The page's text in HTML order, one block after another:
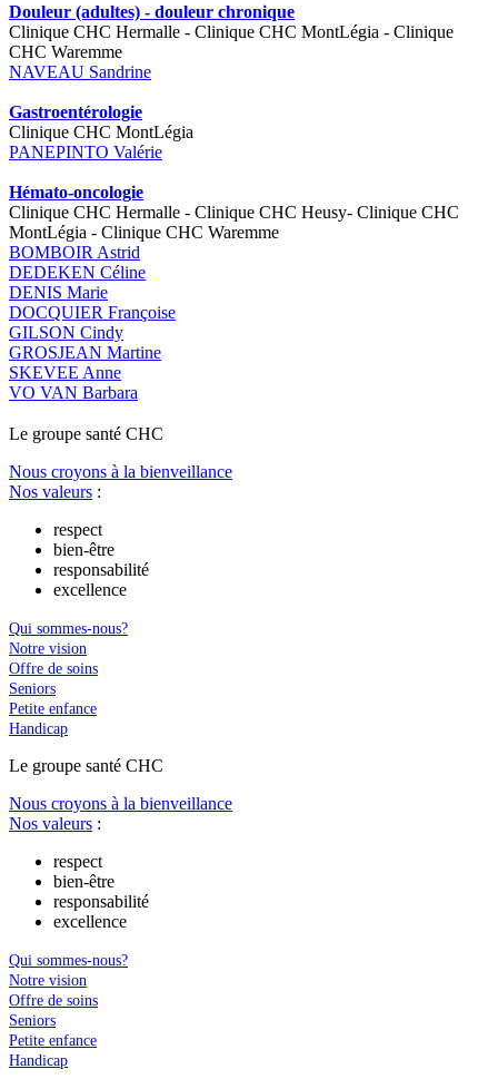
Douleur (adultes) - douleur chronique
Clinique CHC Hermalle - Clinique CHC MontLégia - Clinique
CHC Waremme
NAVEAU Sandrine
Gastroentérologie
Clinique CHC MontLégia
PANEPINTO Valérie
Hémato-oncologie
Clinique CHC Hermalle - Clinique CHC Heusy- Clinique CHC
MontLégia - Clinique CHC Waremme
BOMBOIR Astrid
DEDEKEN Céline
DENIS Marie
DOCQUIER Françoise
GILSON Cindy
GROSJEAN Martine
SKEVEE Anne
VO VAN Barbara
Le groupe santé CHC
Nous croyons à la bienveillance
Nos valeurs :
respect
bien-être
responsabilité
excellence
Qui sommes-nous?
Notre vision
Offre de soins
Seniors
Petite enfance
Handicap
Le groupe santé CHC
Nous croyons à la bienveillance
Nos valeurs :
respect
bien-être
responsabilité
excellence
Qui sommes-nous?
Notre vision
Offre de soins
Seniors
Petite enfance
Handicap